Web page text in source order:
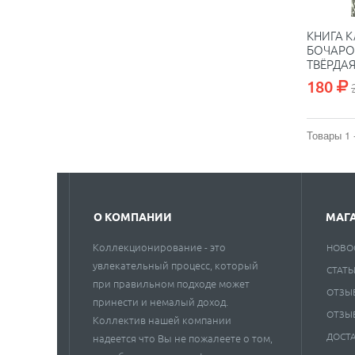
КНИГА
180
Товары 1
О КОМПАНИИ
Коллекционирование - это
увлекательный процесс, который
при правильном подходе может
принести и немалый доход.
Коллектив нашей компании
надеется что Вы не пожалеете о том,